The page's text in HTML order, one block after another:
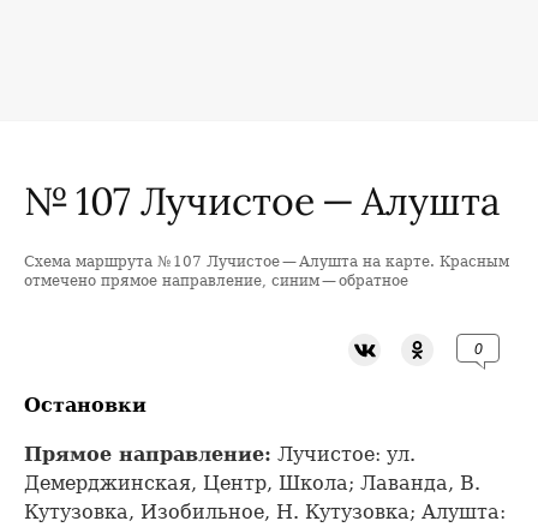
№ 107 Лучистое — Алушта
+
Схема маршрута № 107 Лучистое — Алушта на карте. Красным
отмечено прямое направление, синим — обратное
0
Остановки
Прямое направление: Лучистое: ул.
Демерджинская, Центр, Школа; Лаванда, В.
Кутузовка, Изобильное, Н. Кутузовка; Алушта: